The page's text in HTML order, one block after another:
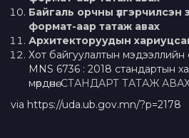
Байгаль орчны үлгэрчилсэн
формат-аар татаж авах
Архитекторуудын хариуцсан
Хот байгуулалтын мэдээллийн
MNS 6736 : 2018 стандартын
мөрдөнө.СТАНДАРТ ТАТАЖ
via https://uda.ub.gov.mn/?p=2178